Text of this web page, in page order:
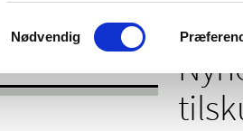
Samtykkevalg
Nødvendig